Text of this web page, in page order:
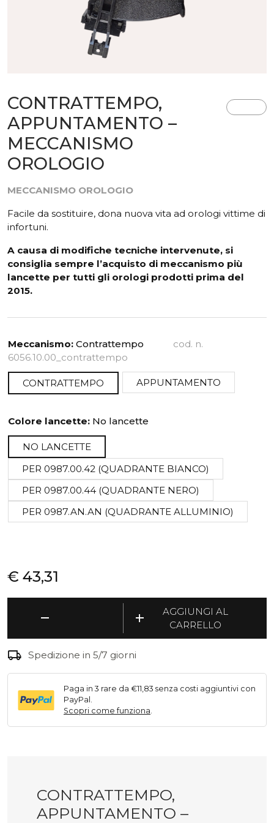
CONTRATTEMPO,
APPUNTAMENTO –
MECCANISMO
OROLOGIO
MECCANISMO OROLOGIO
Facile da sostituire, dona nuova vita ad orologi vittime di
infortuni.
A causa di modifiche tecniche intervenute, si
consiglia sempre l’acquisto di meccanismo più
lancette per tutti gli orologi prodotti prima del
2015.
Meccanismo: Contrattempo
cod. n.
6056.10.00_contrattempo
CONTRATTEMPO APPUNTAMENTO
Colore lancette: No lancette
NO LANCETTE
PER 0987.00.42 (QUADRANTE BIANCO)
PER 0987.00.44 (QUADRANTE NERO)
PER 0987.AN.AN (QUADRANTE ALLUMINIO)
€ 43,31
remove
Appuntamento
-
Meccanismo
orologio
quantità
add
AGGIUNGI AL
CARRELLO
CONTRATTEMPO,
APPUNTAMENTO –
local_shipping Spedizione in 5/7 giorni
Paga in 3 rare da €11,83 senza costi aggiuntivi con
PayPal.
Scopri come funziona.